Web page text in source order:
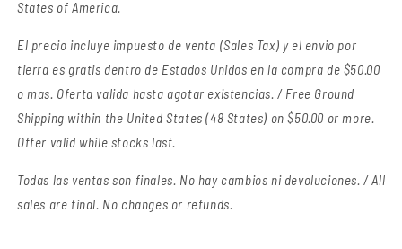
States of America.
El precio incluye impuesto de venta (Sales Tax) y el envio por
tierra es gratis dentro de Estados Unidos en la compra de $50.00
o mas. Oferta valida hasta agotar existencias. / Free Ground
Shipping within the United States (48 States) on $50.00 or more.
Offer valid while stocks last.
Todas las ventas son finales. No hay cambios ni devoluciones. / All
sales are final. No changes or refunds.